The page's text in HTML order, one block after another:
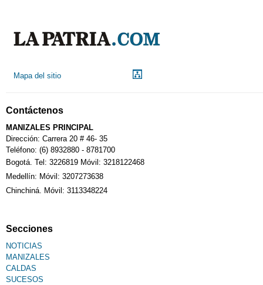
Mapa del sitio
Contáctenos
MANIZALES PRINCIPAL
Dirección: Carrera 20 # 46- 35
Teléfono: (6) 8932880 - 8781700
Bogotá. Tel: 3226819 Móvil: 3218122468
Medellín: Móvil: 3207273638
Chinchiná. Móvil: 3113348224
Secciones
NOTICIAS
MANIZALES
CALDAS
SUCESOS